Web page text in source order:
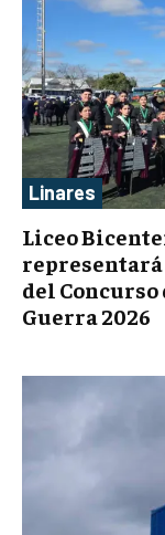
Linares
Liceo
del Concurso
Guerra 2026